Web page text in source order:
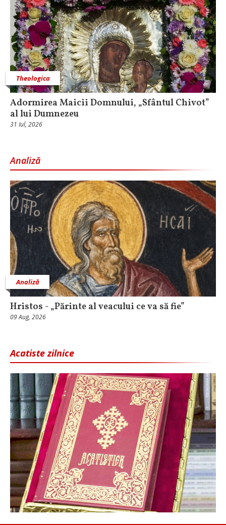
Theologica
Adormirea Maicii Domnului, „Sfântul Chivot”
al lui Dumnezeu
31 Iul, 2026
Analiză
Analiză
Hristos - „Părinte al veacului ce va să fie”
09 Aug, 2026
Acatiste zilnice